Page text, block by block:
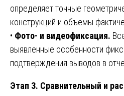
определяет точные
конструкций и объемы
• Фото- и видеофиксация.
выявленные особенности
подтверждения выводов в
Этап 3. Сравнительный и